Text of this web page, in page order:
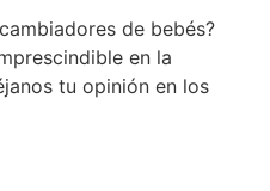
de bebés?
en la
tu opinión en los